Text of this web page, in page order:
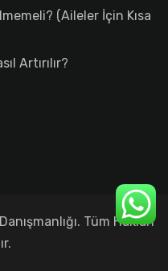
(Aileler İçin Kısa
Artırılır?
Tüm Hakları